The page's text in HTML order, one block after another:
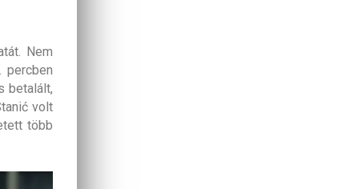
Nem
percben
betalált,
volt
több